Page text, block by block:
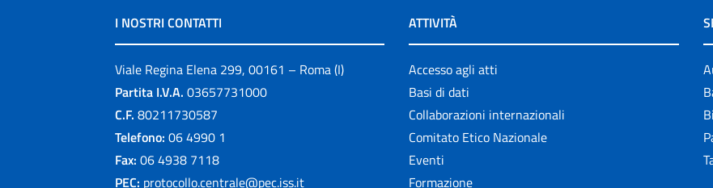
I NOSTRI CONTATTI
Viale Regina Elena 299, 00161 – Roma (I)
Partita I.V.A. 03657731000
C.F. 80211730587
Telefono: 06 4990 1
Fax: 06 4938 7118
PEC: protocollo.centrale@pec.iss.it
ATTIVITÀ
Accesso agli atti
Basi di dati
Collaborazioni internazionali
Comitato Etico Nazionale
Eventi
Formazione